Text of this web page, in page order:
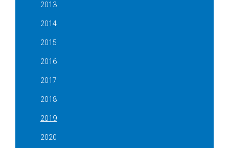
2013
2014
2015
2016
2017
2018
2019
2020